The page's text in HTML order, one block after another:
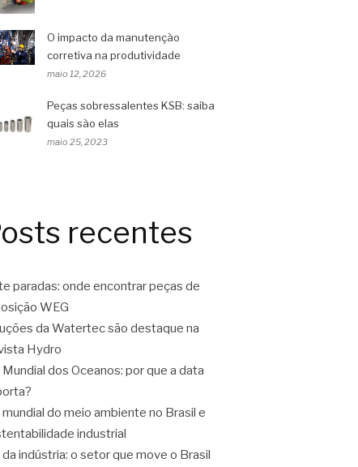
O impacto da manutenção
corretiva na produtividade
maio 12, 2026
Peças sobressalentes KSB: saiba
quais são elas
maio 25, 2023
recentes
paradas: onde encontrar peças de
WEG
da Watertec são destaque na
Hydro
Mundial dos Oceanos: por que a data
mundial do meio ambiente no Brasil e
industrial
da indústria: o setor que move o Brasil